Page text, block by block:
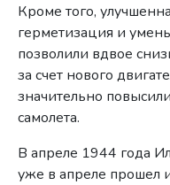
Кроме того,
герметизация и
позволили вдвое
за счет нового
значительно
самолета.
В апреле 1944 года
уже в апреле прошел